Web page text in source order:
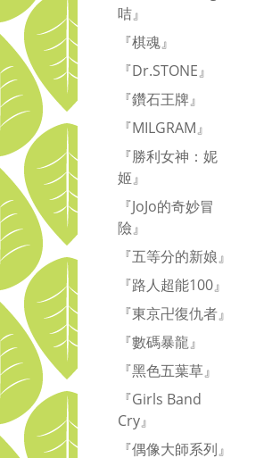
咭』
『棋魂』
『Dr.STONE』
『鑽石王牌』
『MILGRAM』
『勝利女神：妮
姬』
『JoJo的奇妙冒
險』
『五等分的新娘』
『路人超能100』
『東京卍復仇者』
『數碼暴龍』
『黑色五葉草』
『Girls Band
Cry』
『偶像大師系列』